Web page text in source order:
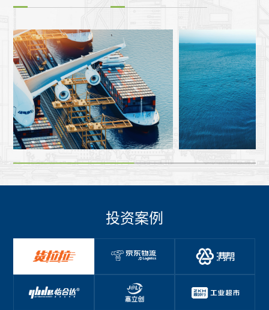
投资案例